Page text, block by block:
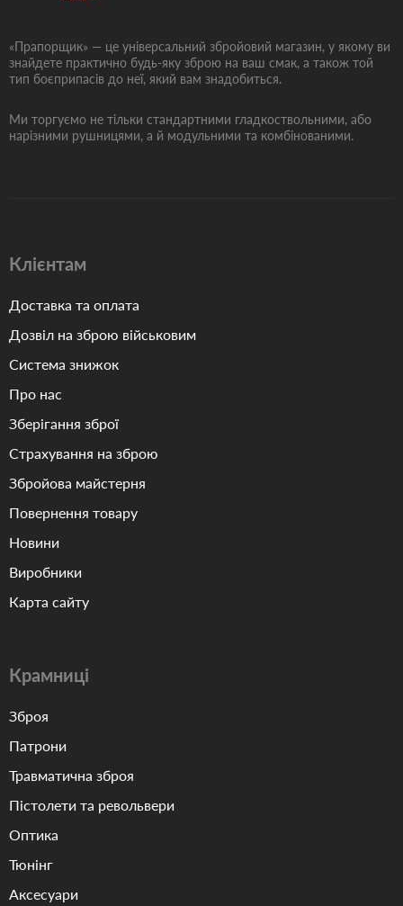
«Прапорщик» — це універсальний збройовий магазин, у якому ви
знайдете практично будь-яку зброю на ваш смак, а також той
тип боєприпасів до неї, який вам знадобиться.
Ми торгуємо не тільки стандартними гладкоствольними, або
нарізними рушницями, а й модульними та комбінованими.
Клієнтам
Доставка та оплата
Дозвіл на зброю військовим
Система знижок
Про нас
Зберігання зброї
Страхування на зброю
Збройова майстерня
Повернення товару
Новини
Виробники
Карта сайту
Крамниці
Зброя
Патрони
Травматична зброя
Пістолети та револьвери
Оптика
Тюнінг
Аксесуари